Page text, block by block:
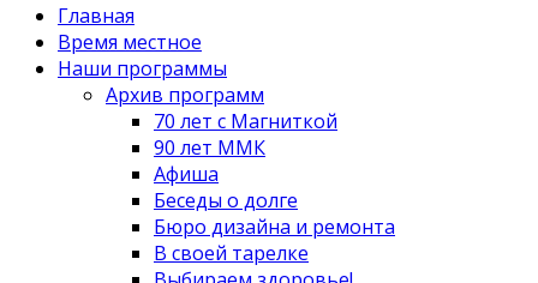
Главная
Время местное
Наши программы
Архив программ
70 лет с Магниткой
90 лет ММК
Афиша
Беседы о долге
Бюро дизайна и ремонта
В своей тарелке